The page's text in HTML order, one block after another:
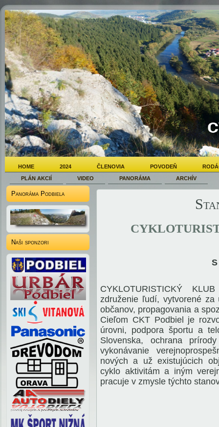
HOME 2024 ČLENOVIA POVODEŇ
PLÁN AKCIÍ
VIDEO PANORÁMA ARCHÍV
Panoráma Podbiela
Naši sponzori
CYKLOTURISTICKÝ
združenie ľudí, vytvorené za
občanov, propagovania a
Cieľom CKT Podbiel je
úrovni, podpora športu a
Slovenska, ochrana
vykonávanie
nových a už existujúcich
cyklo aktivitám a iným
pracuje v zmysle týchto